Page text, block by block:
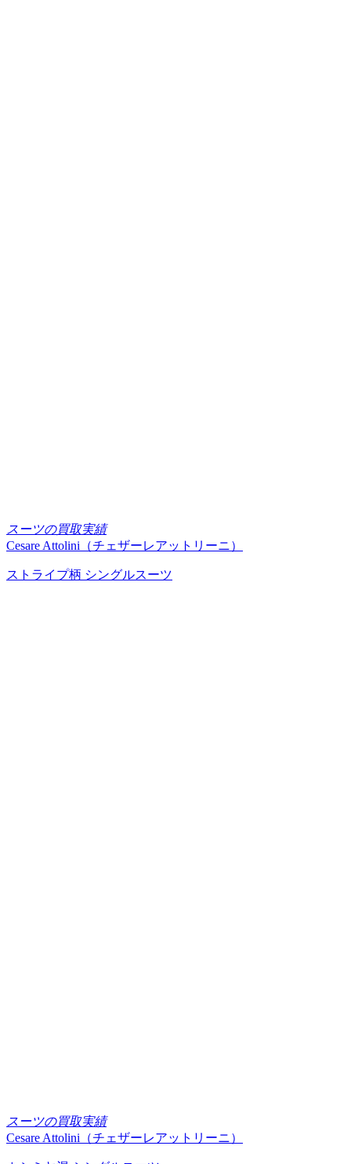
スーツの買取実績
Cesare Attolini（チェザーレアットリーニ）
ストライプ柄 シングルスーツ
スーツの買取実績
Cesare Attolini（チェザーレアットリーニ）